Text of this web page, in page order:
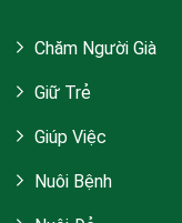
Chăm Người Già
Giữ Trẻ
Giúp Việc
Nuôi Bệnh